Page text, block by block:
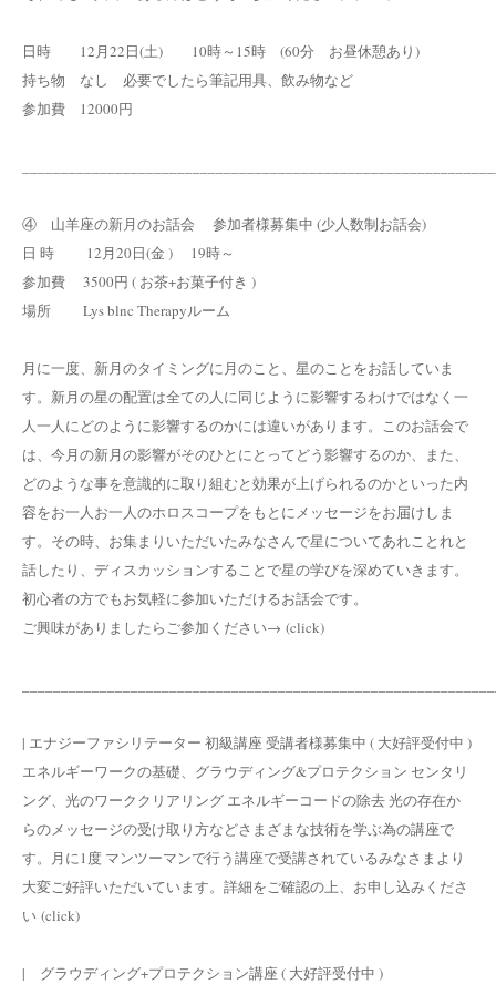
日時 12月22日(土) 10時～15時 (60分 お昼休憩あり)
持ち物 なし 必要でしたら筆記用具、飲み物など
参加費 12000円
④ 山羊座の新月のお話会 参加者様募集中 (少人数制お話会)
日 時 12月20日(金 ) 19時～
参加費 3500円 ( お茶+お菓子付き )
場所 Lys blnc Therapyルーム
月に一度、新月のタイミングに月のこと、星のことをお話していま
す。新月の星の配置は全ての人に同じように影響するわけではなく一
人一人にどのように影響するのかには違いがあります。このお話会で
は、今月の新月の影響がそのひとにとってどう影響するのか、また、
どのような事を意識的に取り組むと効果が上げられるのかといった内
容をお一人お一人のホロスコープをもとにメッセージをお届けしま
す。その時、お集まりいただいたみなさんで星についてあれことれと
話したり、ディスカッションすることで星の学びを深めていきます。
初心者の方でもお気軽に参加いただけるお話会です。
ご興味がありましたらご参加ください→ (click)
| エナジーファシリテーター 初級講座 受講者様募集中 ( 大好評受付中 )
エネルギーワークの基礎、グラウディング&プロテクション センタリ
ング、光のワーククリアリング エネルギーコードの除去 光の存在か
らのメッセージの受け取り方などさまざまな技術を学ぶ為の講座で
す。月に1度 マンツーマンで行う講座で受講されているみなさまより
大変ご好評いただいています。詳細をご確認の上、お申し込みくださ
い (click)
| グラウディング+プロテクション講座 ( 大好評受付中 )